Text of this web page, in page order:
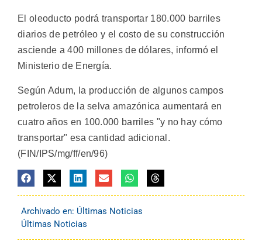
El oleoducto podrá transportar 180.000 barriles
diarios de petróleo y el costo de su construcción
asciende a 400 millones de dólares, informó el
Ministerio de Energía.
Según Adum, la producción de algunos campos
petroleros de la selva amazónica aumentará en
cuatro años en 100.000 barriles "y no hay cómo
transportar" esa cantidad adicional.
(FIN/IPS/mg/ff/en/96)
Archivado en: Últimas Noticias
Últimas Noticias